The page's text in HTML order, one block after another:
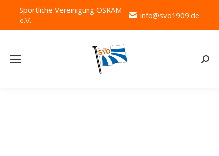
Sportliche Vereinigung OSRAM
e.V.
info@svo1909.de